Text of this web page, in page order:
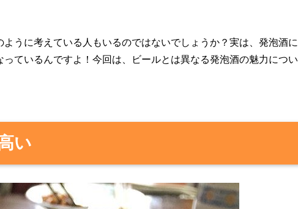
うに考えている人もいるのではないでしょうか？実は、発泡酒に
ているんですよ！今回は、ビールとは異なる発泡酒の魅力につい
い